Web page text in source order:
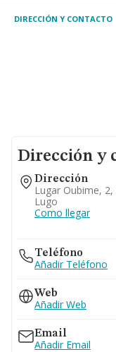
DIRECCIÓN Y CONTACTO
Dirección y
Dirección
Lugar Oubime,
Lugo
Como llegar
Teléfono
Añadir Teléfono
Web
Añadir Web
Email
Añadir Email